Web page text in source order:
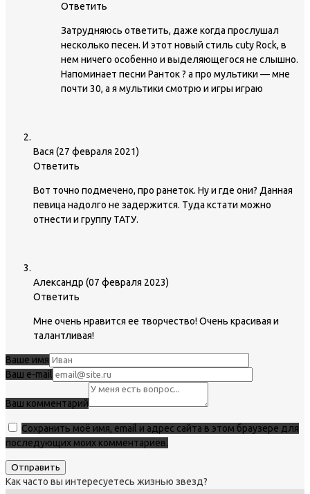
Ответить
Затрудняюсь ответить, даже когда прослушал
несколько песен. И этот новый стиль cuty Rock, в
нем ничего особенно и выделяющегося не слышно.
Напоминает песни Ранток ? а про мультики — мне
почти 30, а я мультики смотрю и игры играю
Вася (27 февраля 2021)
Ответить
Вот точно подмечено, про ранеток. Ну и где они? Данная
певица надолго не задержится. Туда кстати можно
отнести и группу ТАТУ.
Александр (07 февраля 2023)
Ответить
Мне очень нравится ее творчество! Очень красивая и
талантливая!
Ваше имя
Ваш e-mail
Ваш комментарий
Сохранить моё имя, email и адрес сайта в этом браузере для
последующих моих комментариев.
Как часто вы интересуетесь жизнью звезд?